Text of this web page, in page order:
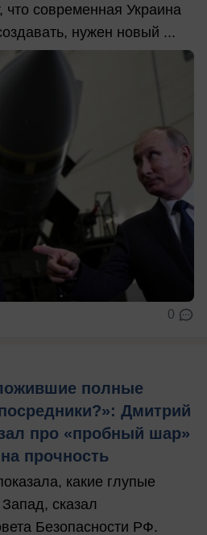
что современная Украина
нужен новый ...
0
полные
Дмитрий
про «пробный шар»
прочность
какие глупые
сказал
Безопасности РФ.